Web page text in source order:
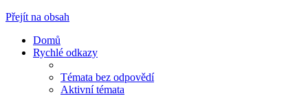
Přejít na obsah
Domů
Rychlé odkazy
Témata bez odpovědí
Aktivní témata